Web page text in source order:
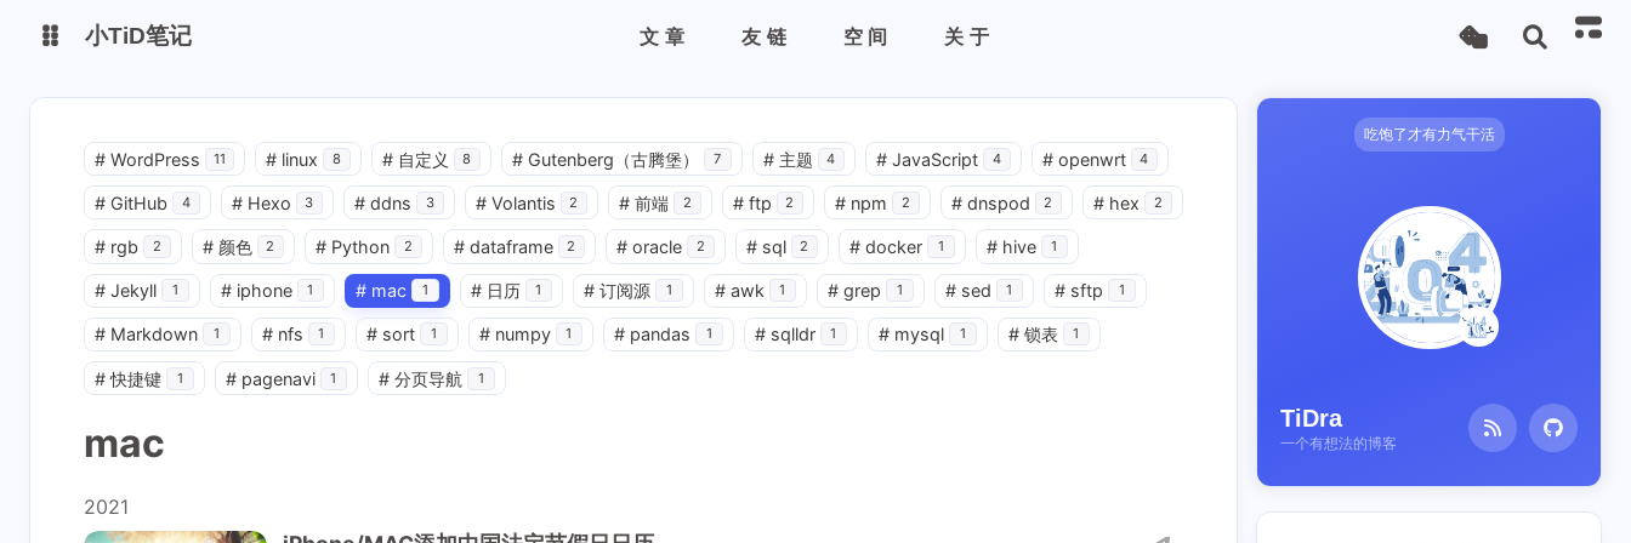
GITHUB
小TiD笔记 文章 友链 空间 关于
# WordPress 11 # linux 8 # 自定义 8 # Gutenberg（古腾堡） 7 # 主题 4 # JavaScript 4 # openwrt 4
# GitHub 4 # Hexo 3 # ddns 3 # Volantis 2 # 前端 2 # ftp 2 # npm 2 # dnspod 2 # hex 2
# rgb 2 # 颜色 2 # Python 2 # dataframe 2 # oracle 2 # sql 2 # docker 1 # hive 1
# Jekyll 1 # iphone 1 # mac 1 # 日历 1 # 订阅源 1 # awk 1 # grep 1 # sed 1 # sftp 1
# Markdown 1 # nfs 1 # sort 1 # numpy 1 # pandas 1 # sqlldr 1 # mysql 1 # 锁表 1
# 快捷键 1 # pagenavi 1 # 分页导航 1
mac
2021
吃饱了才有力气干活
TiDra
一个有想法的博客